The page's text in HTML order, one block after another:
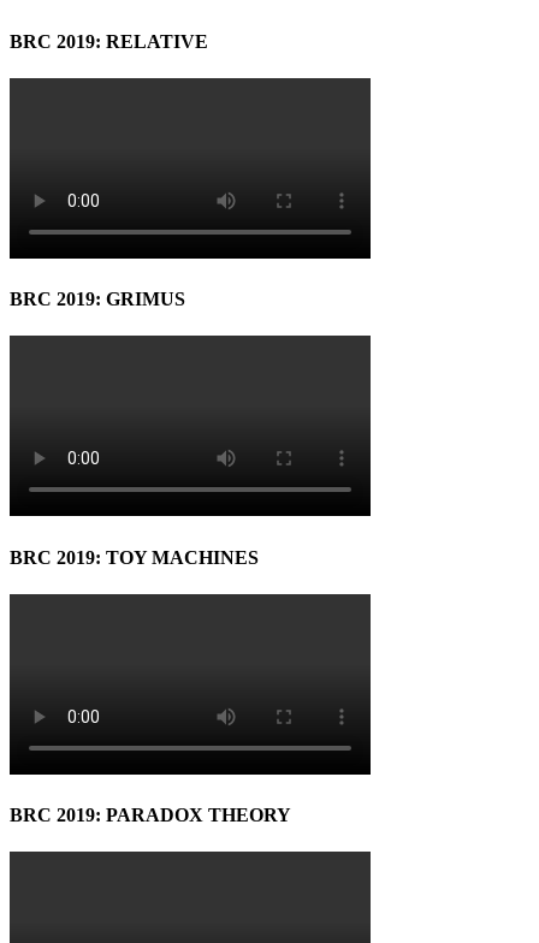
BRC 2019: RELATIVE
BRC 2019: GRIMUS
BRC 2019: TOY MACHINES
BRC 2019: PARADOX THEORY